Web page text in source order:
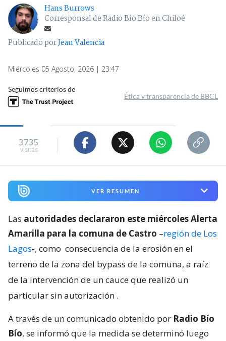
Hans Burrows
Corresponsal de Radio Bío Bío en Chiloé
Publicado porJean Valencia
Miércoles 05 Agosto, 2026 | 23:47
Seguimos criterios de
Ética y transparencia de BBCL
3735
visitas
VER RESUMEN
Las autoridades declararon este miércoles Alerta
Amarilla para la comuna de Castro –región de Los
Lagos-, como consecuencia de la erosión en el
terreno de la zona del bypass de la comuna, a raíz
de la intervención de un cauce que realizó un
particular sin autorización .
A través de un comunicado obtenido por Radio Bío
Bío, se informó que la medida se determinó luego